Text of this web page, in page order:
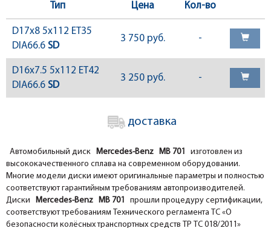
Тип Цена Кол-во
D17x8 5x112 ET35
DIA66.6 SD
3 750 руб. -
D16x7.5 5x112 ET42
DIA66.6 SD
3 250 руб. -
доставка
Автомобильный диск Mercedes-Benz MB 701
изготовлен из
высококачественного сплава на современном оборудовании.
Многие модели диски имеют оригинальные параметры и полностью
соответствуют гарантийным требованиям автопроизводителей.
Диски Mercedes-Benz MB 701
прошли процедуру сертификации,
соответствуют требованиям Технического регламента ТС «О
безопасности колёсных транспортных средств ТР ТС 018/2011»